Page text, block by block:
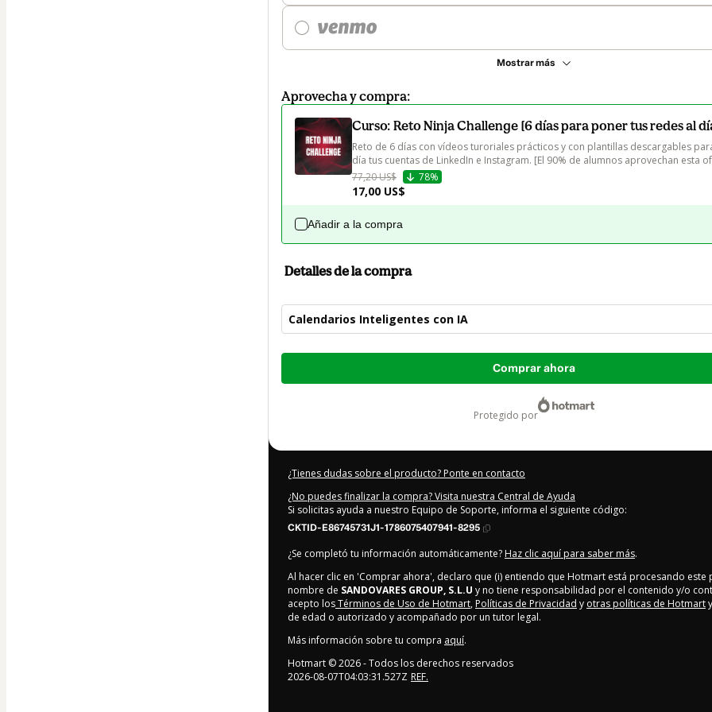
Mostrar más
Aprovecha y compra:
Curso: Reto Ninja Challenge [6 días para poner tus redes al
Reto de 6 días con vídeos turoriales prácticos y con plantillas descargables
día tus cuentas de LinkedIn e Instagram. [El 90% de alumnos aprovechan esta
77,20 US$
78%
17,00 US$
Añadir a la compra
Detalles de la compra
Calendarios Inteligentes con IA
Total
Comprar ahora
protegido por
¿Tienes dudas sobre el producto? Ponte en contacto
¿No puedes finalizar la compra? Visita nuestra Central de Ayuda
Si solicitas ayuda a nuestro Equipo de Soporte, informa el siguiente código:
CKTID-E86745731J1-1786075407941-8295
¿Se completó tu información automáticamente? Haz clic aquí para saber más.
Al hacer clic en 'Comprar ahora', declaro que (i) entiendo que Hotmart está procesando este
nombre de SANDOVARES GROUP, S.L.U y no tiene responsabilidad por el contenido y/o
acepto losTérminos de Uso de Hotmart, Políticas de Privacidad y otras políticas de Hotmart
de edad o autorizado y acompañado por un tutor legal.
Más información sobre tu compra aquí.
Hotmart ©2026- Todos los derechos reservados
2026-08-07T04:03:31.527Z REF.